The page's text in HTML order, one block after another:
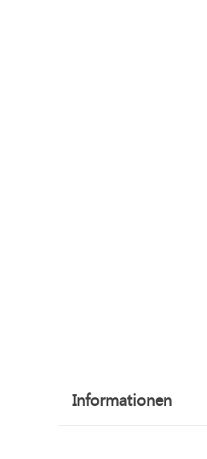
Informationen